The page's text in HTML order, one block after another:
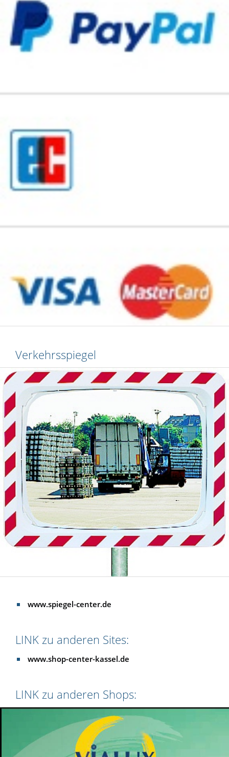
Verkehrsspiegel
www.spiegel-center.de
LINK zu anderen Sites:
www.shop-center-kassel.de
LINK zu anderen Shops: